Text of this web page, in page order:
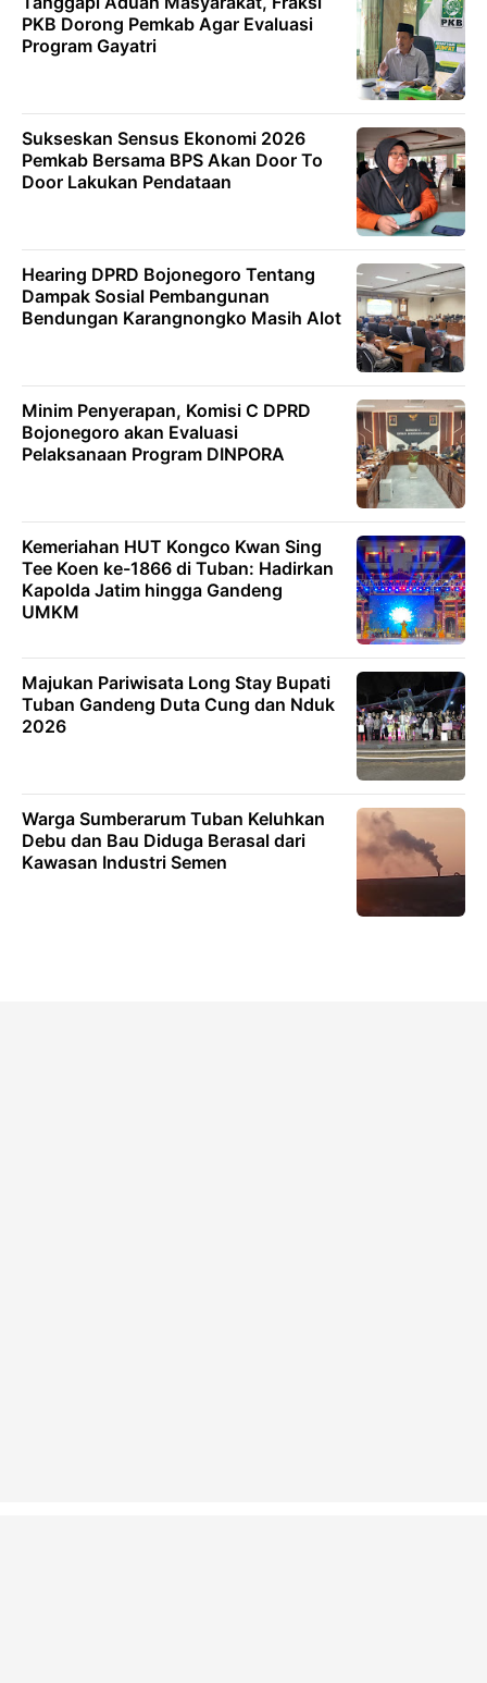
PKB Dorong Pemkab Agar Evaluasi
Program Gayatri
Sukseskan Sensus Ekonomi 2026
Pemkab Bersama BPS Akan Door To
Door Lakukan Pendataan
Hearing DPRD Bojonegoro Tentang
Dampak Sosial Pembangunan
Bendungan Karangnongko Masih Alot
Minim Penyerapan, Komisi C DPRD
Bojonegoro akan Evaluasi
Pelaksanaan Program DINPORA
Kemeriahan HUT Kongco Kwan Sing
Tee Koen ke-1866 di Tuban: Hadirkan
Kapolda Jatim hingga Gandeng
UMKM
Majukan Pariwisata Long Stay Bupati
Tuban Gandeng Duta Cung dan Nduk
2026
Warga Sumberarum Tuban Keluhkan
Debu dan Bau Diduga Berasal dari
Kawasan Industri Semen